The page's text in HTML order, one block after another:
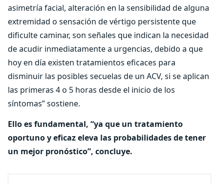
asimetría facial, alteración en la sensibilidad de alguna
extremidad o sensación de vértigo persistente que
dificulte caminar, son señales que indican la necesidad
de acudir inmediatamente a urgencias, debido a que
hoy en día existen tratamientos eficaces para
disminuir las posibles secuelas de un ACV, si se aplican
las primeras 4 o 5 horas desde el inicio de los
síntomas” sostiene.
Ello es fundamental, “ya que un tratamiento
oportuno y eficaz eleva las probabilidades de tener
un mejor pronóstico”, concluye.